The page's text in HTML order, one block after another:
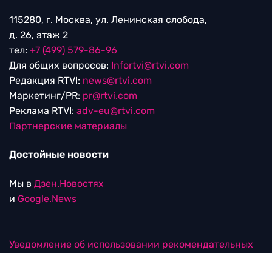
115280, г. Москва, ул. Ленинская слобода,
д. 26, этаж 2
тел: +7 (499) 579-86-96
Для общих вопросов: Infortvi@rtvi.com
Редакция RTVI: news@rtvi.com
Маркетинг/PR: pr@rtvi.com
Реклама RTVI: adv-eu@rtvi.com
Партнерские материалы
Достойные новости
Мы в Дзен.Новостях
и Google.News
Уведомление об использовании рекомендательных